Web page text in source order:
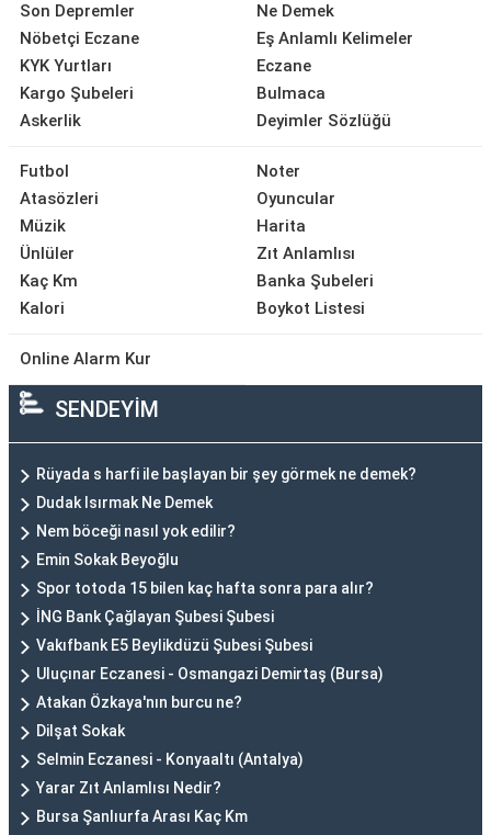
Son Depremler
Nöbetçi Eczane
KYK Yurtları
Kargo Şubeleri
Askerlik
Ne Demek
Eş Anlamlı Kelimeler
Eczane
Bulmaca
Deyimler Sözlüğü
Futbol
Atasözleri
Müzik
Ünlüler
Kaç Km
Kalori
Noter
Oyuncular
Harita
Zıt Anlamlısı
Banka Şubeleri
Boykot Listesi
Online Alarm Kur
SENDEYİM
Rüyada s harfi ile başlayan bir şey görmek ne demek?
Dudak Isırmak Ne Demek
Nem böceği nasıl yok edilir?
Emin Sokak Beyoğlu
Spor totoda 15 bilen kaç hafta sonra para alır?
İNG Bank Çağlayan Şubesi Şubesi
Vakıfbank E5 Beylikdüzü Şubesi Şubesi
Uluçınar Eczanesi - Osmangazi Demirtaş (Bursa)
Atakan Özkaya'nın burcu ne?
Dilşat Sokak
Selmin Eczanesi - Konyaaltı (Antalya)
Yarar Zıt Anlamlısı Nedir?
Bursa Şanlıurfa Arası Kaç Km